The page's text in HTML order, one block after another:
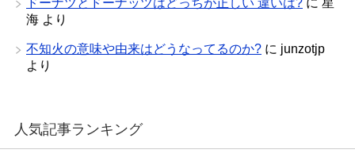
ドーナツとドーナッツはどっちが正しい 違いは? に 星
海 より
不知火の意味や由来はどうなってるのか? に junzotjp
より
人気記事ランキング